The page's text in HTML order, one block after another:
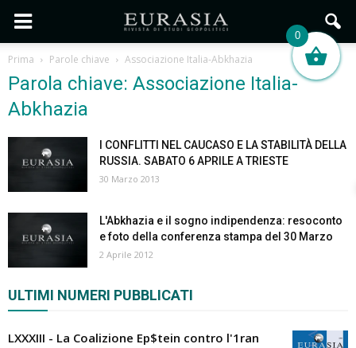
Prima Parole chiave Associazione Italia-Abkhazia
Parola chiave: Associazione Italia-
Abkhazia
I CONFLITTI NEL CAUCASO E LA STABILITÀ DELLA
RUSSIA. SABATO 6 APRILE A TRIESTE
30 Marzo 2013
L'Abkhazia e il sogno indipendenza: resoconto
e foto della conferenza stampa del 30 Marzo
2 Aprile 2012
ULTIMI NUMERI PUBBLICATI
LXXXIII - La Coalizione Ep$tein contro l'1ran
0